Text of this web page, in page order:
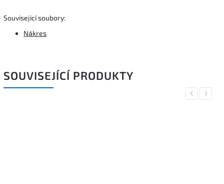
Souvisejicí soubory:
Nákres
SOUVISEJÍCÍ PRODUKTY
Previous
Next